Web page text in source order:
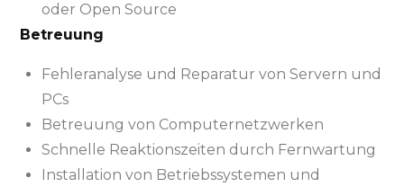
oder Open Source
Betreuung
Fehleranalyse und Reparatur von Servern und
PCs
Betreuung von Computernetzwerken
Schnelle Reaktionszeiten durch Fernwartung
Installation von Betriebssystemen und